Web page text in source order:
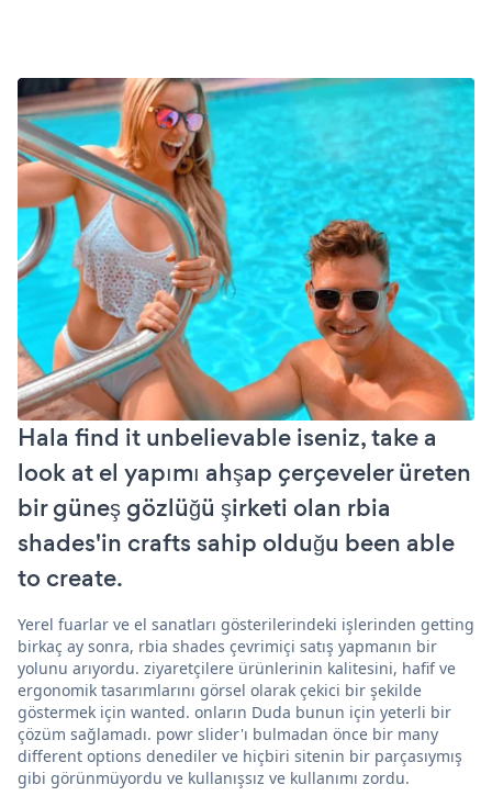
Hala find it unbelievable iseniz, take a
look at el yapımı ahşap çerçeveler üreten
bir güneş gözlüğü şirketi olan rbia
shades'in crafts sahip olduğu been able
to create.
Yerel fuarlar ve el sanatları gösterilerindeki işlerinden getting
birkaç ay sonra, rbia shades çevrimiçi satış yapmanın bir
yolunu arıyordu. ziyaretçilere ürünlerinin kalitesini, hafif ve
ergonomik tasarımlarını görsel olarak çekici bir şekilde
göstermek için wanted. onların Duda bunun için yeterli bir
çözüm sağlamadı. powr slider'ı bulmadan önce bir many
different options denediler ve hiçbiri sitenin bir parçasıymış
gibi görünmüyordu ve kullanışsız ve kullanımı zordu.